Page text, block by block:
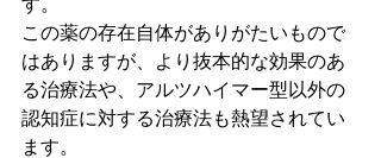
す。
この薬の存在自体がありがたいもので
はありますが、より抜本的な効果のあ
る治療法や、アルツハイマー型以外の
認知症に対する治療法も熱望されてい
ます。